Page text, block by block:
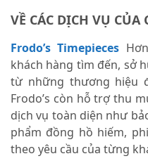
VỀ CÁC DỊCH VỤ CỦA
Frodo’s Timepieces
khách hàng tìm đến, sở
từ những thương hiệu
Frodo’s còn hỗ trợ thu
dịch vụ toàn diện như
phẩm đồng hồ hiếm,
theo yêu cầu của từng